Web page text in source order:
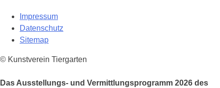
Impressum
Datenschutz
Sitemap
© Kunstverein Tiergarten
Das Ausstellungs- und Vermittlungsprogramm 2026 des